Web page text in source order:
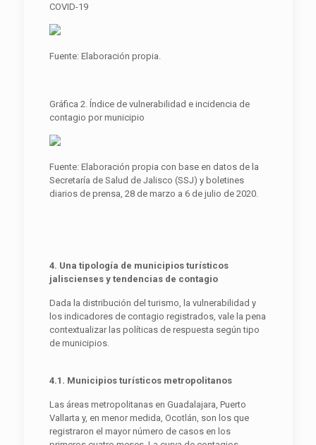
COVID-19
Fuente: Elaboración propia.
Gráfica 2. Índice de vulnerabilidad e incidencia de
contagio por municipio
Fuente: Elaboración propia con base en datos de la
Secretaría de Salud de Jalisco (SSJ) y boletines
diarios de prensa, 28 de marzo a 6 de julio de 2020.
4. Una tipología de municipios turísticos
jaliscienses y tendencias de contagio
Dada la distribución del turismo, la vulnerabilidad y
los indicadores de contagio registrados, vale la pena
contextualizar las políticas de respuesta según tipo
de municipios.
4.1. Municipios turísticos metropolitanos
Las áreas metropolitanas en Guadalajara, Puerto
Vallarta y, en menor medida, Ocotlán, son los que
registraron el mayor número de casos en los